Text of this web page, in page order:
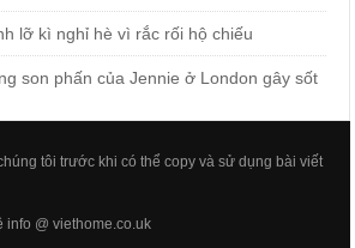
lỡ kì nghỉ hè vì rắc rối hộ chiếu
son phấn của Jennie ở London gây sốt
tôi trước khi có thể copy và sử dụng bài viết
info @ viethome.co.uk